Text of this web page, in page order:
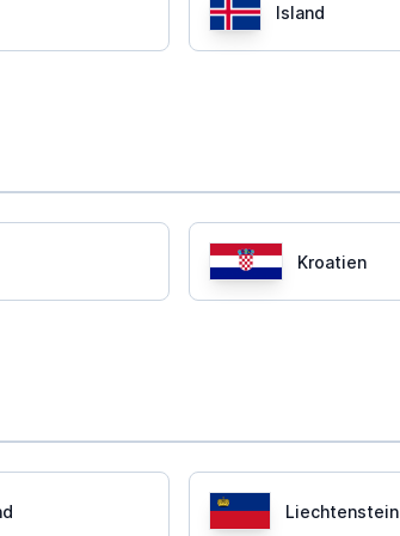
Island
Kroatien
Liechtenstein